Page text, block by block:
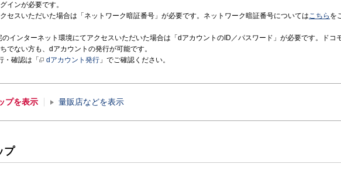
インが必要です。
セスいただいた場合は「ネットワーク暗証番号」が必要です。ネットワーク暗証番号についてはこちら を
インターネット環境にてアクセスいただいた場合は「dアカウントのID／パスワード」が必要です。ドコ
でない方も、dアカウントの発行が可能です。
・確認は「
dアカウント発行 」でご確認ください。
プを表示 量販店などを表示
プ